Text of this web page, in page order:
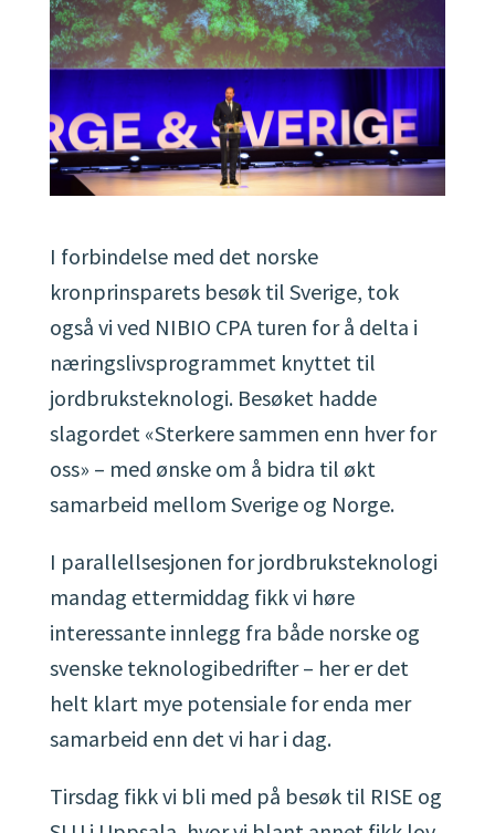
I forbindelse med det norske
kronprinsparets besøk til Sverige, tok
også vi ved NIBIO CPA turen for å delta i
næringslivsprogrammet knyttet til
jordbruksteknologi. Besøket hadde
slagordet «Sterkere sammen enn hver for
oss» – med ønske om å bidra til økt
samarbeid mellom Sverige og Norge.
I parallellsesjonen for jordbruksteknologi
mandag ettermiddag fikk vi høre
interessante innlegg fra både norske og
svenske teknologibedrifter – her er det
helt klart mye potensiale for enda mer
samarbeid enn det vi har i dag.
Tirsdag fikk vi bli med på besøk til RISE og